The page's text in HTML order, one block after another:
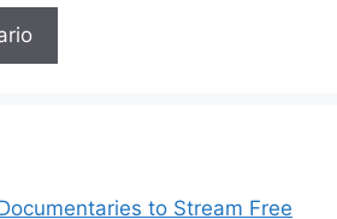
to Stream Free